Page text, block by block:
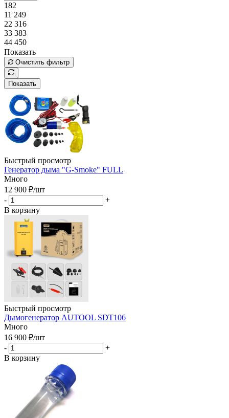
182
11 249
22 316
33 383
44 450
Показать
Очистить фильтр
Показать
Быстрый просмотр
Генератор дыма "G-Smoke" FULL
Много
12 900 ₽/шт
-
+
В корзину
Быстрый просмотр
Дымогенератор AUTOOL SDT106
Много
16 900 ₽/шт
-
+
В корзину